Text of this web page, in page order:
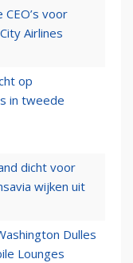
voor
Airlines
op
in tweede
dicht voor
wijken uit
Dulles
Lounges